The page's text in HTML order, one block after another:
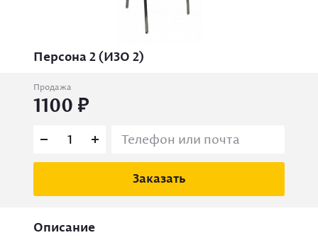
Персона 2 (ИЗО 2)
Продажа
1100
Заказать
Описание